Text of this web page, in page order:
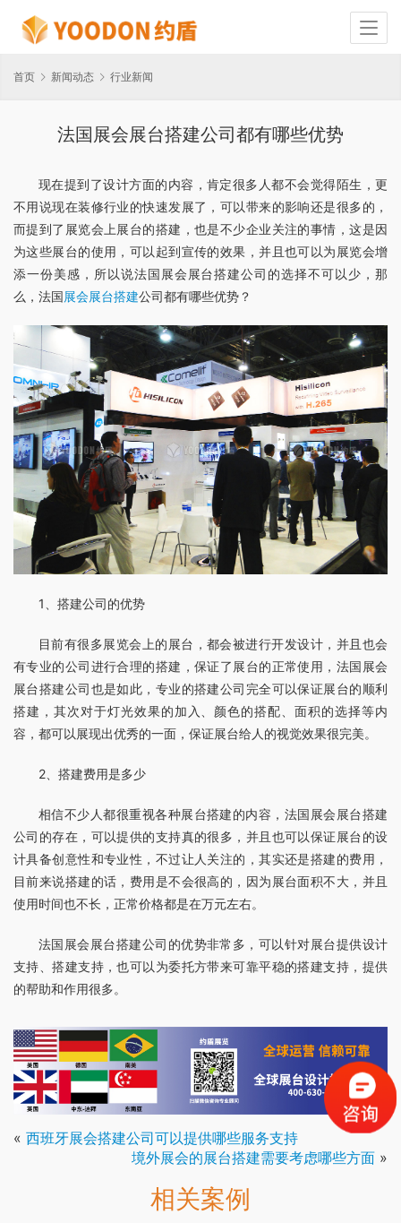
首页 新闻动态 行业新闻
法国展会展台搭建公司都有哪些优势
现在提到了设计方面的内容，肯定很多人都不会觉得陌生，更
不用说现在装修行业的快速发展了，可以带来的影响还是很多的，
而提到了展览会上展台的搭建，也是不少企业关注的事情，这是因
为这些展台的使用，可以起到宣传的效果，并且也可以为展览会增
添一份美感，所以说法国展会展台搭建公司的选择不可以少，那
么，法国展会展台搭建公司都有哪些优势？
1、搭建公司的优势
目前有很多展览会上的展台，都会被进行开发设计，并且也会
有专业的公司进行合理的搭建，保证了展台的正常使用，法国展会
展台搭建公司也是如此，专业的搭建公司完全可以保证展台的顺利
搭建，其次对于灯光效果的加入、颜色的搭配、面积的选择等内
容，都可以展现出优秀的一面，保证展台给人的视觉效果很完美。
2、搭建费用是多少
相信不少人都很重视各种展台搭建的内容，法国展会展台搭建
公司的存在，可以提供的支持真的很多，并且也可以保证展台的设
计具备创意性和专业性，不过让人关注的，其实还是搭建的费用，
目前来说搭建的话，费用是不会很高的，因为展台面积不大，并且
使用时间也不长，正常价格都是在万元左右。
法国展会展台搭建公司的优势非常多，可以针对展台提供设计
支持、搭建支持，也可以为委托方带来可靠平稳的搭建支持，提供
的帮助和作用很多。
« 西班牙展会搭建公司可以提供哪些服务支持
境外展会的展台搭建需要考虑哪些方面 »
相关案例